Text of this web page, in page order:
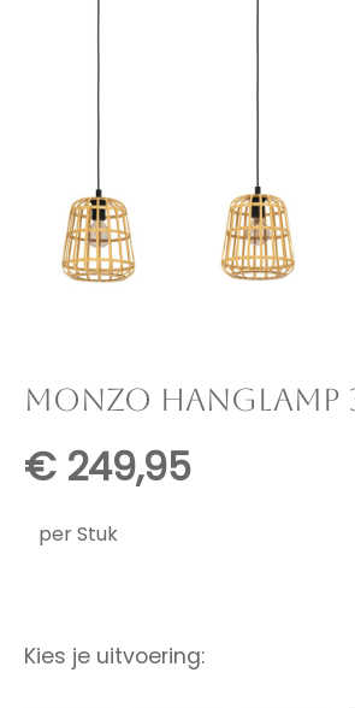
MONZO HANGLAMP
€ 249,95
per Stuk
Kies je uitvoering: